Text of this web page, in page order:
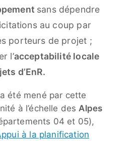
sans dépendre
au coup par
porteurs de projet ;
l’acceptabilité locale
d’EnR.
été mené par cette
à l’échelle desAlpes
04 et 05),
à la planification